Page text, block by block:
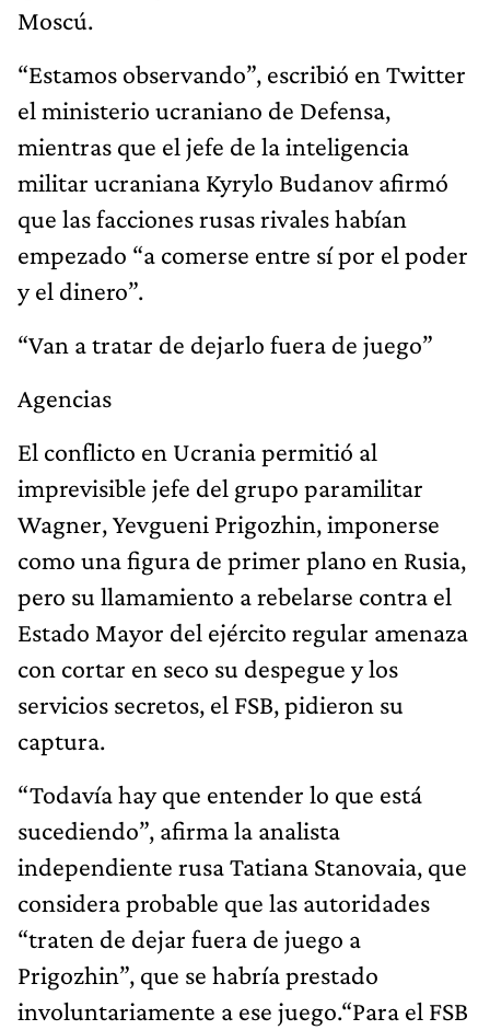
Moscú.
“Estamos observando”, escribió en Twitter
el ministerio ucraniano de Defensa,
mientras que el jefe de la inteligencia
militar ucraniana Kyrylo Budanov afirmó
que las facciones rusas rivales habían
empezado “a comerse entre sí por el poder
y el dinero”.
“Van a tratar de dejarlo fuera de juego”
Agencias
El conflicto en Ucrania permitió al
imprevisible jefe del grupo paramilitar
Wagner, Yevgueni Prigozhin, imponerse
como una figura de primer plano en Rusia,
pero su llamamiento a rebelarse contra el
Estado Mayor del ejército regular amenaza
con cortar en seco su despegue y los
servicios secretos, el FSB, pidieron su
captura.
“Todavía hay que entender lo que está
sucediendo”, afirma la analista
independiente rusa Tatiana Stanovaia, que
considera probable que las autoridades
“traten de dejar fuera de juego a
Prigozhin”, que se habría prestado
involuntariamente a ese juego.“Para el FSB